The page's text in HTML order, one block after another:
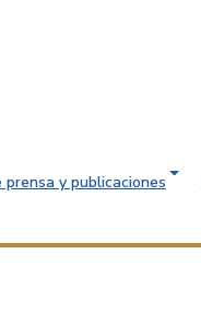
prensa y publicaciones